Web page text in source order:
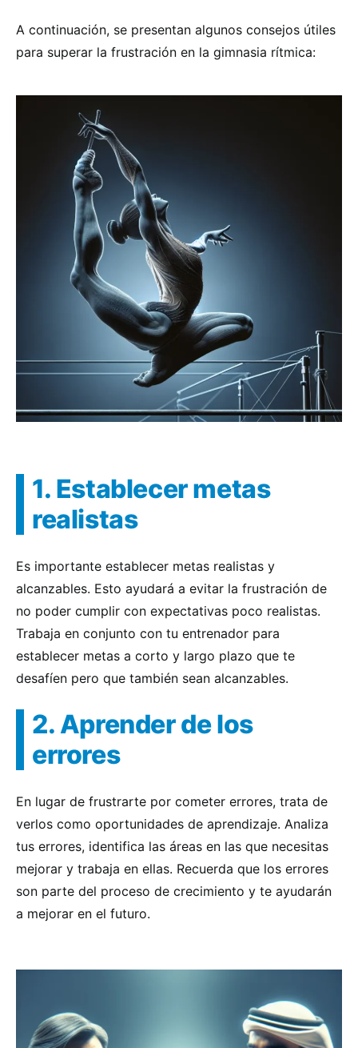
A continuación, se presentan algunos consejos útiles
para superar la frustración en la gimnasia rítmica:
1. Establecer metas
realistas
Es importante establecer metas realistas y
alcanzables. Esto ayudará a evitar la frustración de
no poder cumplir con expectativas poco realistas.
Trabaja en conjunto con tu entrenador para
establecer metas a corto y largo plazo que te
desafíen pero que también sean alcanzables.
2. Aprender de los
errores
En lugar de frustrarte por cometer errores, trata de
verlos como oportunidades de aprendizaje. Analiza
tus errores, identifica las áreas en las que necesitas
mejorar y trabaja en ellas. Recuerda que los errores
son parte del proceso de crecimiento y te ayudarán
a mejorar en el futuro.